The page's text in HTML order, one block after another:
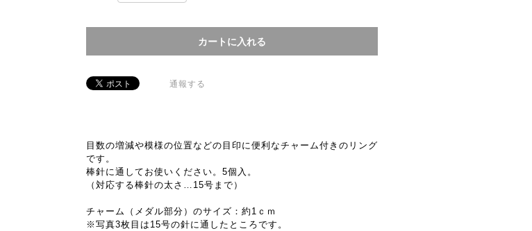
通報する
目数の増減や模様の位置などの目印に便利なチャーム付きのリング
です。
棒針に通してお使いください。5個入。
（対応する棒針の太さ…15号まで）
チャーム（メダル部分）のサイズ：約1ｃｍ
※写真3枚目は15号の針に通したところです。